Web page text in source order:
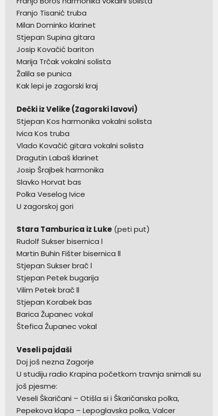
Franjo Tisanić truba
Milan Dominko klarinet
Stjepan Supina gitara
Josip Kovačić bariton
Marija Trčak vokalni solista
Žalila se punica
Kak lepi je zagorski kraj
Dečki iz Velike (Zagorski lavovi)
Stjepan Kos harmonika vokalni solista
Ivica Kos truba
Vlado Kovačić gitara vokalni solista
Dragutin Labaš klarinet
Josip Šrajbek harmonika
Slavko Horvat bas
Polka Veselog Ivice
U zagorskoj gori
Stara Tamburica iz Luke(peti put)
Rudolf Sukser bisernica l
Martin Buhin Fišter bisernica ll
Stjepan Sukser brač l
Stjepan Petek bugarija
Vilim Petek brač ll
Stjepan Korabek bas
Barica Županec vokal
Štefica Županec vokal
Veseli pajdaši
Doj još nezna Zagorje
U studiju radio Krapina početkom travnja snimali su
još pjesme:
Veseli Škaričani – Otišla si i Škaričanska polka,
Pepekova klapa – Lepoglavska polka, Valcer